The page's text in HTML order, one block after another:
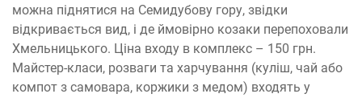
можна піднятися на Семидубову гору, звідки
відкривається вид, і де ймовірно козаки перепоховали
Хмельницького. Ціна входу в комплекс – 150 грн.
Майстер-класи, розваги та харчування (куліш, чай або
компот з самовара, коржики з медом) входять у